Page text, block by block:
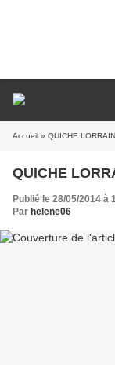
Accueil » QUICHE
QUICHE
Publié le 28/05/2014 à
Par helene06